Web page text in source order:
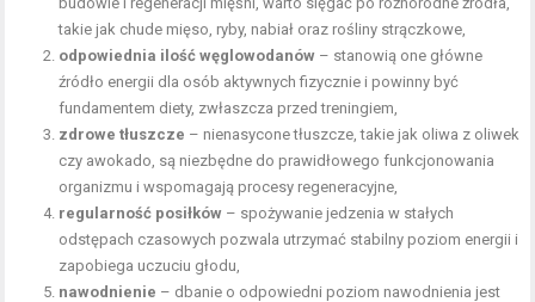
takie jak chude mięso, ryby, nabiał oraz rośliny strączkowe,
odpowiednia ilość węglowodanów – stanowią one główne
źródło energii dla osób aktywnych fizycznie i powinny być
fundamentem diety, zwłaszcza przed treningiem,
zdrowe tłuszcze – nienasycone tłuszcze, takie jak oliwa z oliwek
czy awokado, są niezbędne do prawidłowego funkcjonowania
organizmu i wspomagają procesy regeneracyjne,
regularność posiłków – spożywanie jedzenia w stałych
odstępach czasowych pozwala utrzymać stabilny poziom energii i
zapobiega uczuciu głodu,
nawodnienie – dbanie o odpowiedni poziom nawodnienia jest